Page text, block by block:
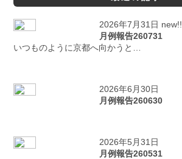
2026年7月31日 new!!
月例報告260731
いつものように京都へ向かうと…
2026年6月30日
月例報告260630
2026年5月31日
月例報告260531